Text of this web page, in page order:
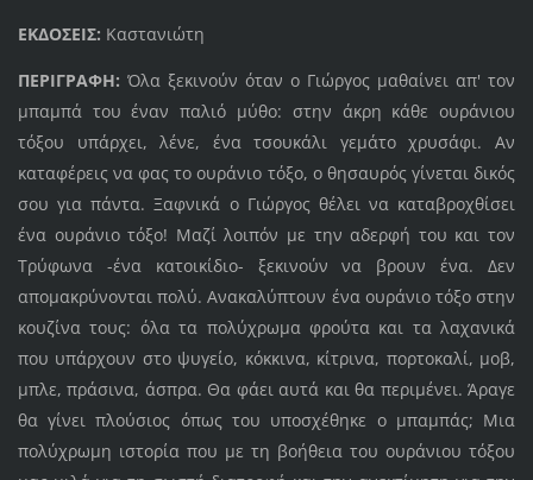
ΕΚΔΟΣΕΙΣ: Καστανιώτη
ΠΕΡΙΓΡΑΦΗ: Όλα ξεκινούν όταν ο Γιώργος μαθαίνει απ' τον
μπαμπά του έναν παλιό μύθο: στην άκρη κάθε ουράνιου
τόξου υπάρχει, λένε, ένα τσουκάλι γεμάτο χρυσάφι. Αν
καταφέρεις να φας το ουράνιο τόξο, ο θησαυρός γίνεται δικός
σου για πάντα. Ξαφνικά ο Γιώργος θέλει να καταβροχθίσει
ένα ουράνιο τόξο! Μαζί λοιπόν με την αδερφή του και τον
Τρύφωνα -ένα κατοικίδιο- ξεκινούν να βρουν ένα. Δεν
απομακρύνονται πολύ. Ανακαλύπτουν ένα ουράνιο τόξο στην
κουζίνα τους: όλα τα πολύχρωμα φρούτα και τα λαχανικά
που υπάρχουν στο ψυγείο, κόκκινα, κίτρινα, πορτοκαλί, μοβ,
μπλε, πράσινα, άσπρα. Θα φάει αυτά και θα περιμένει. Άραγε
θα γίνει πλούσιος όπως του υποσχέθηκε ο μπαμπάς; Μια
πολύχρωμη ιστορία που με τη βοήθεια του ουράνιου τόξου